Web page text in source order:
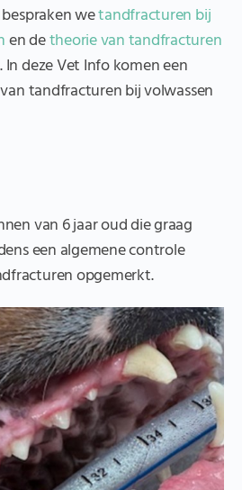
wetandfracturen bij
en detheorie van tandfracturen
. In deze Vet Info komen een
tandfracturen bij volwassen
van 6 jaar oud die graag
een algemene controle
opgemerkt.